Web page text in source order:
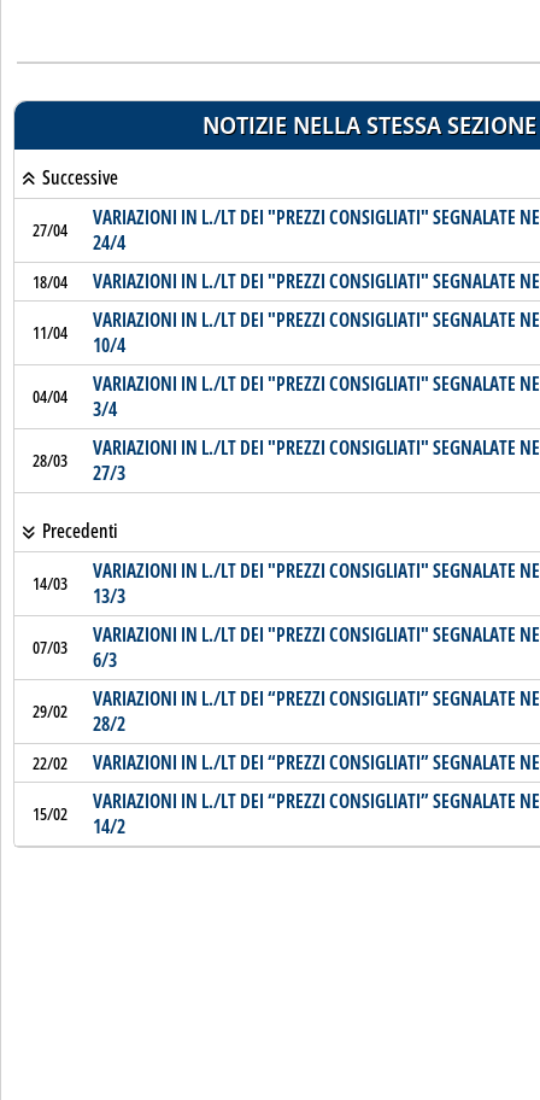
NOTIZIE NELLA STESSA SEZIONE
Successive
27/04
VARIAZIONI IN L./LT DEI "PREZZI CONSIGLIATI" SEGNALATE
24/4
18/04 VARIAZIONI IN L./LT DEI "PREZZI CONSIGLIATI" SEGNALATE
11/04
VARIAZIONI IN L./LT DEI "PREZZI CONSIGLIATI" SEGNALATE
10/4
04/04
VARIAZIONI IN L./LT DEI "PREZZI CONSIGLIATI" SEGNALATE
3/4
28/03
VARIAZIONI IN L./LT DEI "PREZZI CONSIGLIATI" SEGNALATE
27/3
Precedenti
14/03
VARIAZIONI IN L./LT DEI "PREZZI CONSIGLIATI" SEGNALATE
13/3
07/03
VARIAZIONI IN L./LT DEI "PREZZI CONSIGLIATI" SEGNALATE
6/3
29/02
VARIAZIONI IN L./LT DEI “PREZZI CONSIGLIATI” SEGNALATE
28/2
22/02 VARIAZIONI IN L./LT DEI “PREZZI CONSIGLIATI” SEGNALATE
15/02
VARIAZIONI IN L./LT DEI “PREZZI CONSIGLIATI” SEGNALATE
14/2